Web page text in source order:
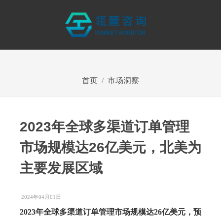
首页 市场洞察
2023年全球多渠道订单管理
市场规模达26亿美元，北美为
主要发展区域
2024年04月01日
2023年全球多渠道订单管理市场规模达26亿美元，预